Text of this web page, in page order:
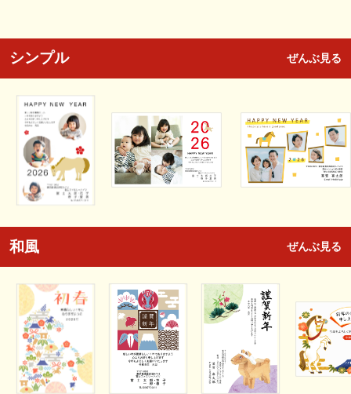
シンプル ぜんぶ見る
和風 ぜんぶ見る